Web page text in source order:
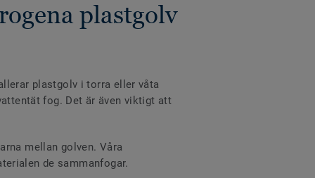
plastgolv
plastgolv i torra eller våta
fog. Det är även viktigt att
mellan golven. Våra
de sammanfogar.